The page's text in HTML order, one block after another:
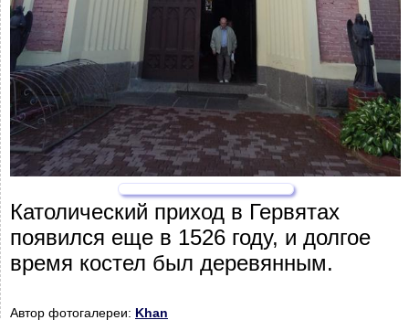
Католический приход в Гервятах
появился еще в 1526 году, и долгое
время костел был деревянным.
Автор фотогалереи: Khan